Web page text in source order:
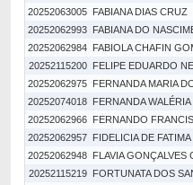
20252063005 FABIANA DIAS CRUZ
20252062993 FABIANA DO
20252062984 FABIOLA CHAFIN
20252115200
FELIPE EDUARDO
20252062975 FERNANDA MARIA
20252074018 FERNANDA WALÉRIA
20252062966 FERNANDO
20252062957 FIDELICIA DE
20252062948 FLAVIA GONÇALVES
20252115219
FORTUNATA DOS